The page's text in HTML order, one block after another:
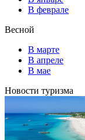
В феврале
Весной
В марте
В апреле
В мае
Новости туризма